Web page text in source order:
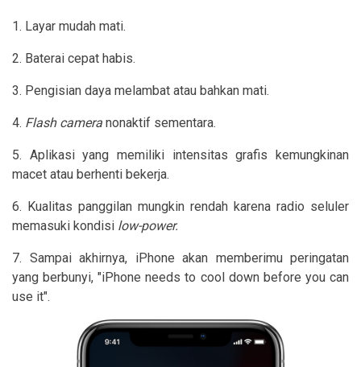
1. Layar mudah mati.
2. Baterai cepat habis.
3. Pengisian daya melambat atau bahkan mati.
4. Flash camera nonaktif sementara.
5. Aplikasi yang memiliki intensitas grafis kemungkinan
macet atau berhenti bekerja.
6. Kualitas panggilan mungkin rendah karena radio seluler
memasuki kondisi low-power.
7. Sampai akhirnya, iPhone akan memberimu peringatan
yang berbunyi, "iPhone needs to cool down before you can
use it".